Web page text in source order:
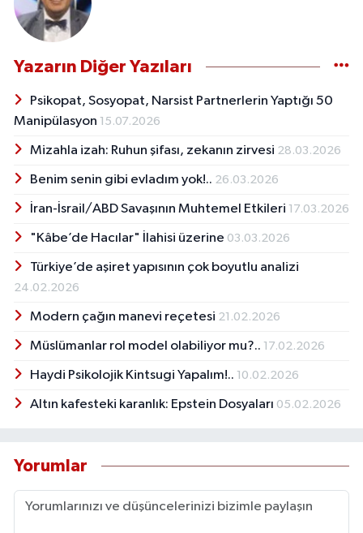
Yazarın Diğer Yazıları
Psikopat, Sosyopat, Narsist Partnerlerin Yaptığı 50
Manipülasyon 15.07.2026
Mizahla izah: Ruhun şifası, zekanın zirvesi 28.03.2026
Benim senin gibi evladım yok!.. 26.03.2026
İran-İsrail/ABD Savaşının Muhtemel Etkileri 17.03.2026
"Kâbe’de Hacılar" İlahisi üzerine 03.03.2026
Türkiye’de aşiret yapısının çok boyutlu analizi
24.02.2026
Modern çağın manevi reçetesi 21.02.2026
Müslümanlar rol model olabiliyor mu?.. 17.02.2026
Haydi Psikolojik Kintsugi Yapalım!.. 10.02.2026
Altın kafesteki karanlık: Epstein Dosyaları 05.02.2026
Yorumlar